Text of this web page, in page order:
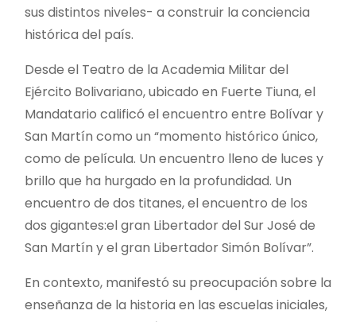
sus distintos niveles- a construir la conciencia
histórica del país.
Desde el Teatro de la Academia Militar del
Ejército Bolivariano, ubicado en Fuerte Tiuna, el
Mandatario calificó el encuentro entre Bolívar y
San Martín como un “momento histórico único,
como de película. Un encuentro lleno de luces y
brillo que ha hurgado en la profundidad. Un
encuentro de dos titanes, el encuentro de los
dos gigantes:el gran Libertador del Sur José de
San Martín y el gran Libertador Simón Bolívar”.
En contexto, manifestó su preocupación sobre la
enseñanza de la historia en las escuelas iniciales,